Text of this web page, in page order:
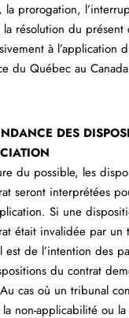
la prorogation,
résolution du présent
à l’application
du Québec au
DES
du possible, les
seront interprétées
Si une
était invalidée par un
est de l’intention des
du contrat
cas où un tribunal
non-applicabilité ou